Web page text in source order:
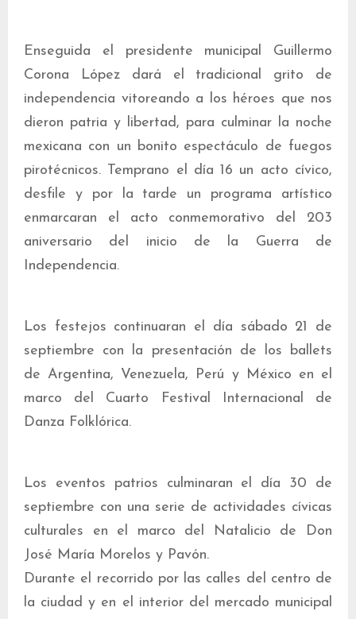
Enseguida el presidente municipal Guillermo
Corona López dará el tradicional grito de
independencia vitoreando a los héroes que nos
dieron patria y libertad, para culminar la noche
mexicana con un bonito espectáculo de fuegos
pirotécnicos. Temprano el día 16 un acto cívico,
desfile y por la tarde un programa artístico
enmarcaran el acto conmemorativo del 203
aniversario del inicio de la Guerra de
Independencia.
Los festejos continuaran el día sábado 21 de
septiembre con la presentación de los ballets
de Argentina, Venezuela, Perú y México en el
marco del Cuarto Festival Internacional de
Danza Folklórica.
Los eventos patrios culminaran el día 30 de
septiembre con una serie de actividades cívicas
culturales en el marco del Natalicio de Don
José María Morelos y Pavón.
Durante el recorrido por las calles del centro de
la ciudad y en el interior del mercado municipal